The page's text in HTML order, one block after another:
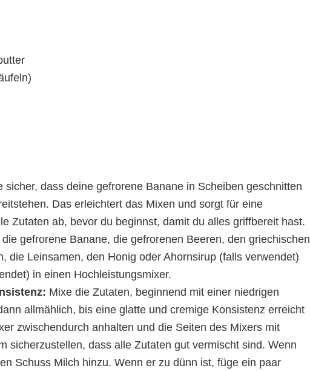
sicher, dass deine gefrorene Banane in Scheiben geschnitten
Das erleichtert das Mixen und sorgt für eine
Zutaten ab, bevor du beginnst, damit du alles griffbereit hast.
die gefrorene Banane, die gefrorenen Beeren, den griechischen
die Leinsamen, den Honig oder Ahornsirup (falls verwendet)
in einen Hochleistungsmixer.
Mixe die Zutaten, beginnend mit einer niedrigen
allmählich, bis eine glatte und cremige Konsistenz erreicht
zwischendurch anhalten und die Seiten des Mixers mit
sicherzustellen, dass alle Zutaten gut vermischt sind. Wenn
Schuss Milch hinzu. Wenn er zu dünn ist, füge ein paar